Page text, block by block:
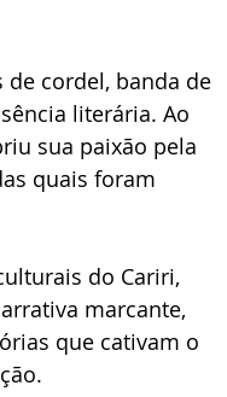
de cordel, banda de
literária. Ao
sua paixão pela
quais foram
do Cariri,
marcante,
que cativam o